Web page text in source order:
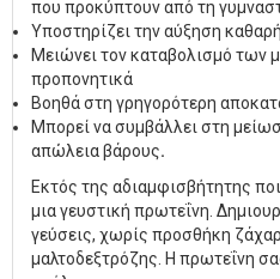
που προκύπτουν από τη
Υποστηρίζει την αύξηση
Μειώνει τον καταβολισμό των
προπονητικά
Βοηθά στη γρηγορότερη
Μπορεί να συμβάλλει στη
απώλεια βάρους.
Εκτός της αδιαμφισβήτητης
μια γευστική πρωτεΐνη.
γεύσεις, χωρίς προσθήκη
μαλτοδεξτρόζης. Η πρωτεΐνη